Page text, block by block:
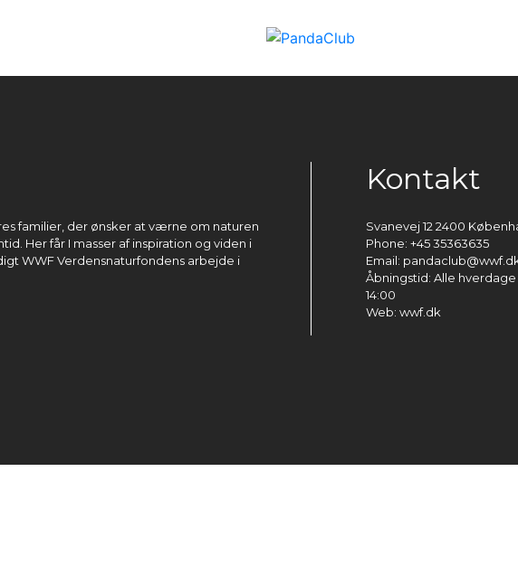
familier, der ønsker at værne om naturen
Her får I masser af inspiration og viden i
WWF Verdensnaturfondens arbejde i
Kontakt
Svanevej 12 2400
Phone: +45 35363635
Email:
Åbningstid: Alle hverdage
14:00
Web: wwf.dk